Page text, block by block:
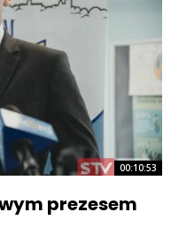
00:10:53
prezesem